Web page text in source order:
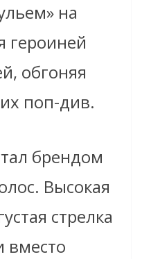
на
героиней
обгоняя
поп-див.
брендом
Высокая
стрелка
вместо